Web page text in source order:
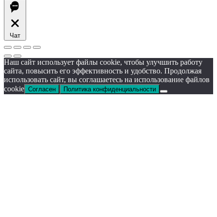
Чат
Наш сайт использует файлы cookie, чтобы улучшить работу
сайта, повысить его эффективность и удобство. Продолжая
использовать сайт, вы соглашаетесь на использование файлов
cookie Согласен Политика конфиденциальности